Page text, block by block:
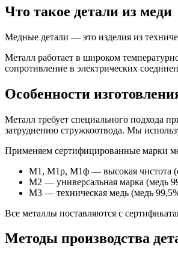
Что такое детали из меди
Медные детали — это изделия из
Металл работает в широком
сопротивление в электрических
Особенности
Металл требует специального подхода
затруднению стружкоотвода. Мы
Применяем сертифицированные марки
М1, М1р, М1ф — высокая чистота
М2 — универсальная марка (медь
М3 — техническая медь (медь
Все металлы поставляются с
Методы производства